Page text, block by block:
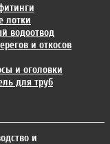
лотки
водоотвод
и откосов
и оголовки
для труб
и